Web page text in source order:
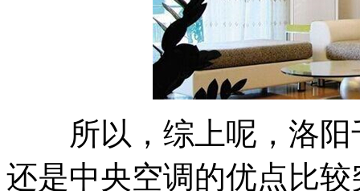
所以，综上呢，洛阳
还是中央空调的优点比